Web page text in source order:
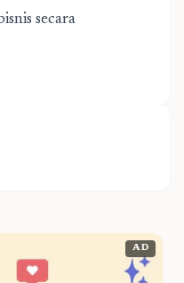
secara
AD